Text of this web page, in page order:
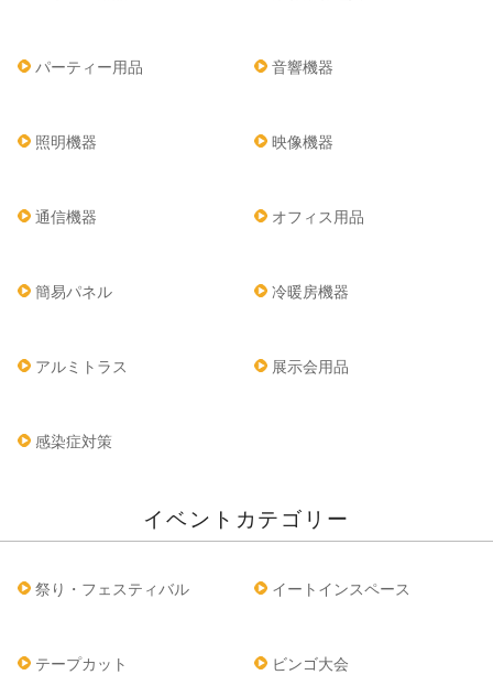
パーティー用品 音響機器
照明機器 映像機器
通信機器 オフィス用品
簡易パネル 冷暖房機器
アルミトラス 展示会用品
感染症対策
イベントカテゴリー
祭り・フェスティバル イートインスペース
テープカット ビンゴ大会